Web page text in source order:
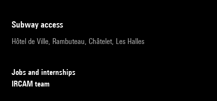
subway access
Hôtel de Ville, Rambuteau, Châtelet, Les Halles
Jobs and internships
IRCAM team